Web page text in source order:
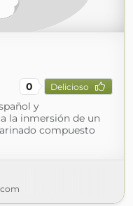
0 Delicioso
y
la inmersión de un
compuesto